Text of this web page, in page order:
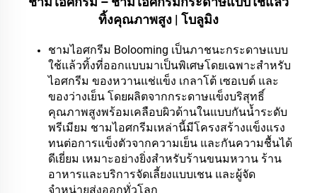
ทิ้งคุณภาพสูง | โบลูมิง
ชามไอศกรีม Bolooming เป็นภาชนะกระดาษแบบ
ใช้แล้วทิ้งที่ออกแบบมาเป็นพิเศษโดยเฉพาะสำหรับ
ไอศกรีม ของหวานแช่แข็ง เกลาโต้ เซอเบต์ และ
ของว่างเย็น โดยผลิตจากกระดาษแข็งบริสุทธิ์
คุณภาพสูงพร้อมเคลือบผิวด้านในแบบกันน้ำระดับ
พรีเมียม ชามไอศกรีมเหล่านี้มีโครงสร้างแข็งแรง
ทนต่อการแข็งตัวจากความเย็น และกันความชื้นได้
ดีเยี่ยม เหมาะอย่างยิ่งสำหรับร้านขนมหวาน ร้าน
อาหารและบริการจัดเลี้ยงแบบเชน และผู้จัด
จำหน่ายส่งออกทั่วโลก